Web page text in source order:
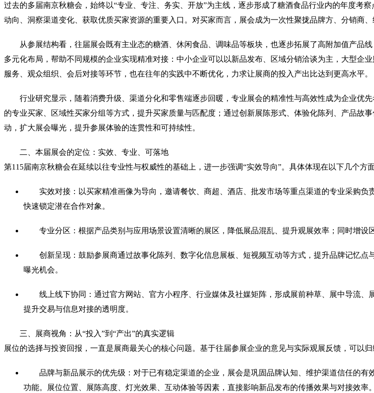
过去的多届南京秋糖会，始终以“专业、专注、务实、开放”为主线，逐步形成了糖酒食品行业内的年度考
动向、洞察渠道变化、获取优质买家资源的重要入口。对买家而言，展会成为一次性聚拢品牌方、分销商
从参展结构看，往届展会既有主业态的糖酒、休闲食品、调味品等板块，也逐步拓展了高附加值产品
多元化布局，帮助不同规模的企业实现精准对接：中小企业可以以新品发布、区域分销洽谈为主，大型企
服务、观众组织、会后对接等环节，也在往年的实践中不断优化，力求让展商的投入产出比达到更高水平。
行业研究显示，随着消费升级、渠道分化和零售端逐步回暖，专业展会的精准性与高效性成为企业优
的专业买家、区域性买家分组等方式，提升买家质量与匹配度；通过创新展陈形式、体验化陈列、产品故
动，扩大展会曝光，提升参展体验的连贯性和可持续性。
二、本届展会的定位：实效、专业、可落地
第115届南京秋糖会在延续以往专业性与权威性的基础上，进一步强调“实效导向”。具体体现在以下几个方面
实效对接：以买家精准画像为导向，邀请餐饮、商超、酒店、批发市场等重点渠道的专业采购
快速锁定潜在合作对象。
专业分区：根据产品类别与应用场景设置清晰的展区，降低展品混乱、提升观展效率；同时增设
创新呈现：鼓励参展商通过故事化陈列、数字化信息展板、短视频互动等方式，提升品牌记忆
曝光机会。
线上线下协同：通过官方网站、官方小程序、行业媒体及社媒矩阵，形成展前种草、展中导流
提升交易与信息对接的透明度。
三、展商视角：从“投入”到“产出”的真实逻辑
展位的选择与投资回报，一直是展商最关心的核心问题。基于往届参展企业的意见与实际观展反馈，可以
品牌与新品展示的优先级：对于已有稳定渠道的企业，展会是巩固品牌认知、维护渠道信任的
功能。展位位置、展陈高度、灯光效果、互动体验等因素，直接影响新品发布的传播效果与对接效率。